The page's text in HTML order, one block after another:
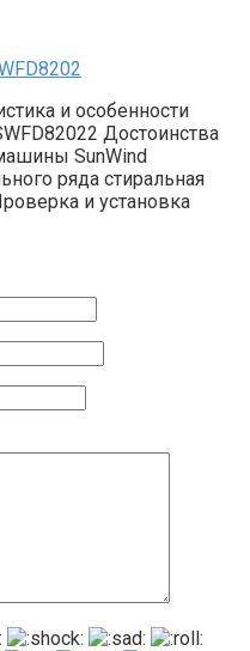
и особенности
Достоинства
SunWind
ряда стиральная
и установка